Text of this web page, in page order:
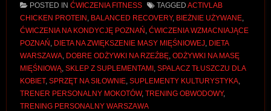
POSTED IN ĆWICZENIA FITNESS TAGGED ACTIVLAB
CHICKEN PROTEIN BALANCED RECOVERY, BIEŻNIE UŻYWANE
ĆWICZENIA NA KONDYCJĘ POZNAŃ ĆWICZENIA WZMACNIAJĄCE
POZNAŃ DIETA NA ZWIĘKSZENIE MASY MIĘŚNIOWEJ DIETA
WARSZAWA DOBRE ODŻYWKI NA RZEŹBĘ ODŻYWKI NA MASĘ
MIĘŚNIOWĄ SKLEP Z SUPLEMENTAMI SPALACZ TŁUSZCZU DLA
KOBIET, SPRZĘT NA SIŁOWNIE SUPLEMENTY KULTURYSTYKA
TRENER PERSONALNY MOKOTÓW, TRENING OBWODOWY,
TRENING PERSONALNY WARSZAWA